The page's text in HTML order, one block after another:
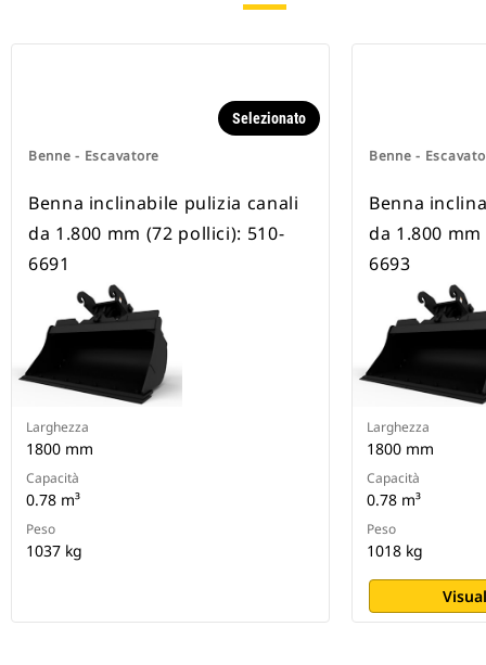
Benne - Escavatore
Selezionato
Benna inclinabile pulizia canali
da 1.800 mm (72 pollici): 510-
6691
Larghezza
1800 mm
Capacità
0.78 m³
Peso
1037 kg
Benne -
Benna
da 1.800
6693
Larghezza
1800 mm
Capacità
0.78 m³
Peso
1018 kg